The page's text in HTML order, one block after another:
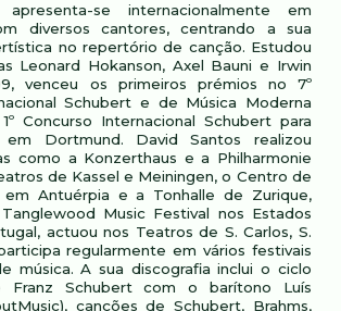
se internacionalmente em
diversos cantores, centrando a sua
no repertório de canção. Estudou
Leonard Hokanson, Axel Bauni e Irwin
venceu os primeiros prémios no 7º
Schubert e de Música Moderna
Concurso Internacional Schubert para
Dortmund. David Santos realizou
como a Konzerthaus e a Philharmonie
de Kassel e Meiningen, o Centro de
em Antuérpia e a Tonhalle de Zurique,
Music Festival nos Estados
actuou nos Teatros de S. Carlos, S.
regularmente em vários festivais
música. A sua discografia inclui o ciclo
Franz Schubert com o barítono Luís
canções de Schubert, Brahms,